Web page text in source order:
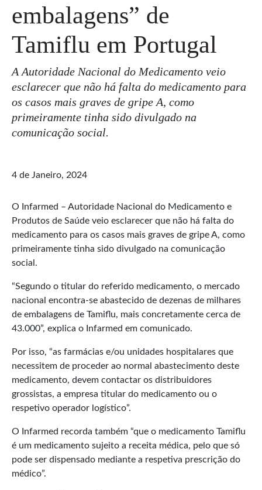
embalagens” de
Tamiflu em Portugal
A Autoridade Nacional do Medicamento veio
esclarecer que não há falta do medicamento para
os casos mais graves de gripe A, como
primeiramente tinha sido divulgado na
comunicação social.
4 de Janeiro, 2024
O Infarmed – Autoridade Nacional do Medicamento e
Produtos de Saúde veio esclarecer que não há falta do
medicamento para os casos mais graves de gripe A, como
primeiramente tinha sido divulgado na comunicação
social.
“Segundo o titular do referido medicamento, o mercado
nacional encontra-se abastecido de dezenas de milhares
de embalagens de Tamiflu, mais concretamente cerca de
43.000”, explica o Infarmed em comunicado.
Por isso, “as farmácias e/ou unidades hospitalares que
necessitem de proceder ao normal abastecimento deste
medicamento, devem contactar os distribuidores
grossistas, a empresa titular do medicamento ou o
respetivo operador logístico”.
O Infarmed recorda também “que o medicamento Tamiflu
é um medicamento sujeito a receita médica, pelo que só
pode ser dispensado mediante a respetiva prescrição do
médico”.